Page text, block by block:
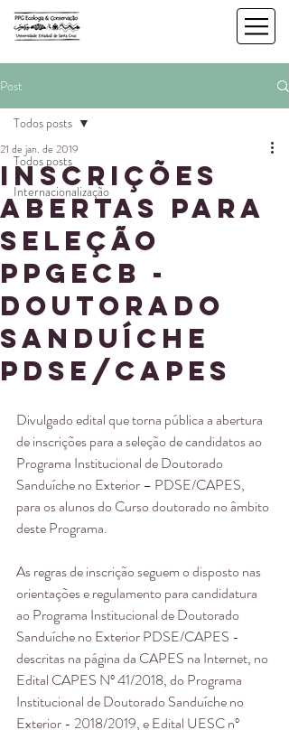
Post
Todos posts
Internacionalização
Todos posts
Inscrições
abertas para
seleção
PPGECB -
Doutorado
Sanduíche
PDSE/CAPES
21 de jan. de 2019
Divulgado edital que torna pública a abertura
de inscrições para a seleção de candidatos ao
Programa Institucional de Doutorado
Sanduíche no Exterior – PDSE/CAPES,
para os alunos do Curso doutorado no âmbito
deste Programa.
As regras de inscrição seguem o disposto nas
orientações e regulamento para candidatura
ao Programa Institucional de Doutorado
Sanduíche no Exterior PDSE/CAPES -
descritas na página da CAPES na Internet, no
Edital CAPES Nº 41/2018, do Programa
Institucional de Doutorado Sanduíche no
Exterior - 2018/2019, e Edital UESC nº